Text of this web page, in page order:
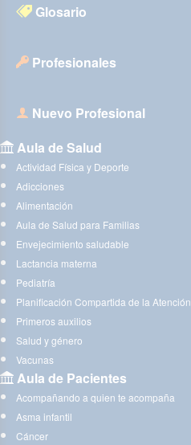
Glosario
Profesionales
Nuevo Profesional
Aula de Salud
Actividad Física y Deporte
Adicciones
Alimentación
Aula de Salud para Familias
Envejecimiento saludable
Lactancia materna
Pediatría
Planificación Compartida de la Atención
Primeros auxilios
Salud y género
Vacunas
Aula de Pacientes
Acompañando a quien te acompaña
Asma infantil
Cáncer